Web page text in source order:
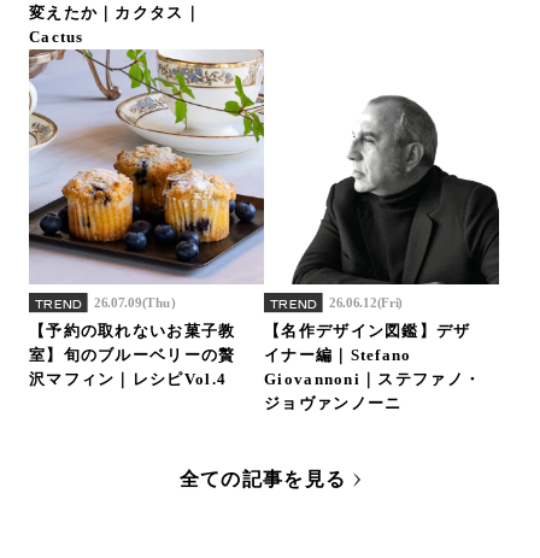
変えたか｜カクタス｜
Cactus
TREND 26.07.09(Thu)
【予約の取れないお菓子教
室】旬のブルーベリーの贅
沢マフィン｜レシピVol.4
TREND 26.06.12(Fri)
【名作デザイン図鑑】デザ
イナー編｜Stefano
Giovannoni｜ステファノ・
ジョヴァンノーニ
全ての記事を見る